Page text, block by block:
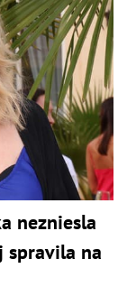
nezniesla
spravila na